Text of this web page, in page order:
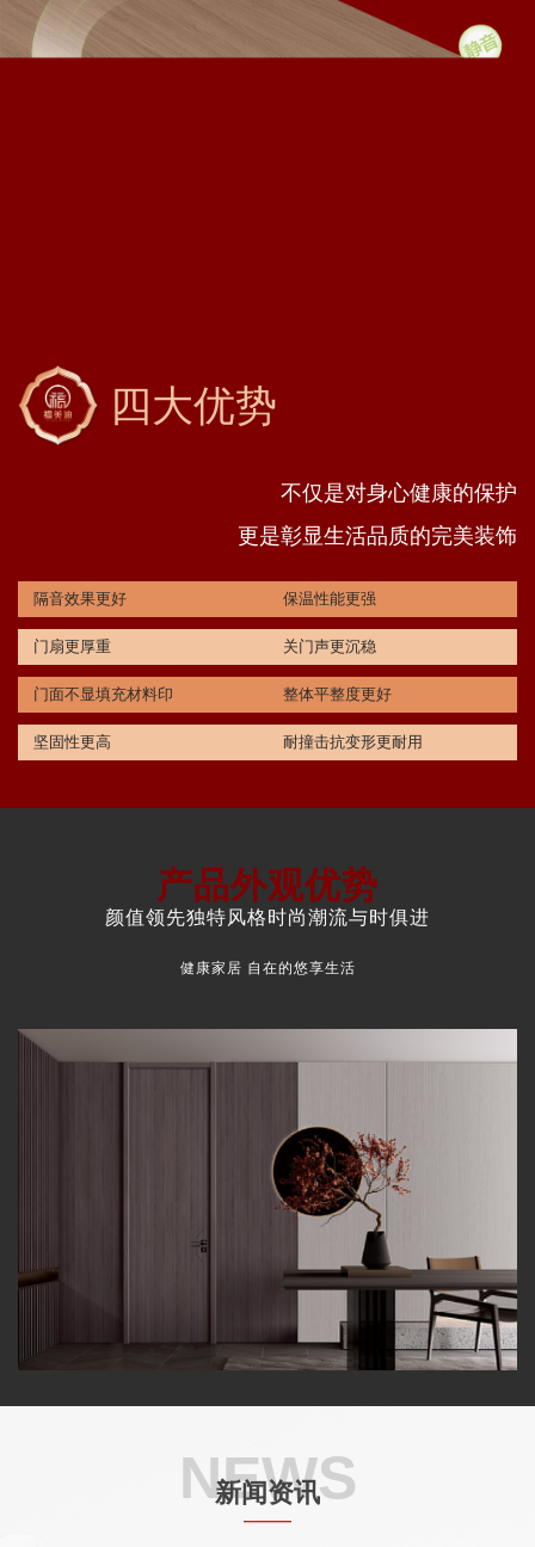
四大优势
不仅是对身心健康的保护
更是彰显生活品质的完美装饰
隔音效果更好 保温性能更强
门扇更厚重 关门声更沉稳
门面不显填充材料印 整体平整度更好
坚固性更高 耐撞击抗变形更耐用
产品外观优势
颜值领先独特风格时尚潮流与时俱进
健康家居 自在的悠享生活
NEWS
新闻资讯
——